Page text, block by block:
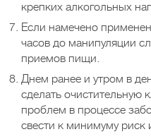
крепких алкогольных
Если намечено
часов до манипуляции
приемов пищи.
Днем ранее и утром в
сделать очистительную
проблем в процессе
свести к минимуму